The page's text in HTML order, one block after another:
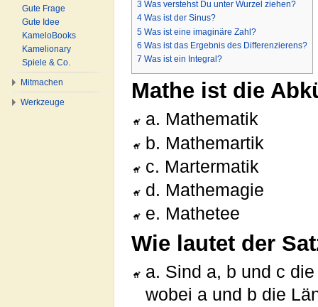
3 Was verstehst Du unter Wurzel ziehen?
4 Was ist der Sinus?
5 Was ist eine imaginäre Zahl?
6 Was ist das Ergebnis des Differenzierens?
7 Was ist ein Integral?
Mathe ist die
a. Mathematik
b. Mathemartik
c. Martermatik
d. Mathemagie
e. Mathetee
Wie lautet der
a. Sind a, b und c
wobei a und b die
Gute Frage
Gute Idee
KameloBooks
Kamelionary
Spiele & Co.
Mitmachen
Werkzeuge